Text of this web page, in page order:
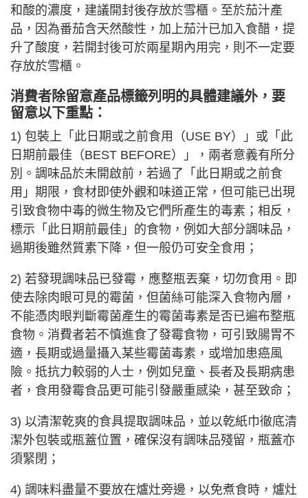
和酸的濃度，建議開封後存放於雪櫃。至於茄汁產
品，因為番茄含天然酸性，加上茄汁已加入食醋，提
升了酸度，若開封後可於兩星期內用完，則不一定要
存放於雪櫃。
消費者除留意產品標籤列明的具體建議外，要
留意以下重點：
1) 包裝上「此日期或之前食用（USE BY）」或「此
日期前最佳（BEST BEFORE）」，兩者意義有所分
別。調味品於未開啟前，若過了「此日期或之前食
用」期限，食材即使外觀和味道正常，但可能已出現
引致食物中毒的微生物及它們所產生的毒素；相反，
標示「此日期前最佳」的食物，例如大部分調味品，
過期後雖然質素下降，但一般仍可安全食用；
2) 若發現調味品已發霉，應整瓶丟棄，切勿食用。即
使去除肉眼可見的霉菌，但菌絲可能深入食物內層，
不能憑肉眼判斷霉菌產生的霉菌毒素是否已遍布整瓶
食物。消費者若不慎進食了發霉食物，可引致腸胃不
適，長期或過量攝入某些霉菌毒素，或增加患癌風
險。抵抗力較弱的人士，例如兒童、長者及長期病患
者，食用發霉食品更可能引發嚴重感染，甚至致命；
3) 以清潔乾爽的食具提取調味品，並以乾紙巾徹底清
潔外包裝或瓶蓋位置，確保沒有調味品殘留，瓶蓋亦
須緊閉；
4) 調味料盡量不要放在爐灶旁邊，以免煮食時，爐灶